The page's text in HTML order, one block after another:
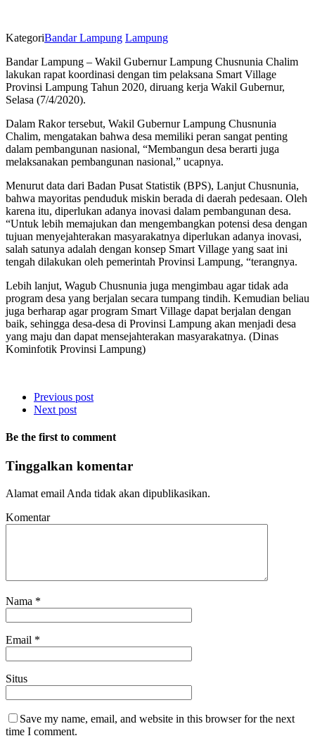
KategoriBandar Lampung Lampung
Bandar Lampung – Wakil Gubernur Lampung Chusnunia Chalim
lakukan rapat koordinasi dengan tim pelaksana Smart Village
Provinsi Lampung Tahun 2020, diruang kerja Wakil Gubernur,
Selasa (7/4/2020).
Dalam Rakor tersebut, Wakil Gubernur Lampung Chusnunia
Chalim, mengatakan bahwa desa memiliki peran sangat penting
dalam pembangunan nasional, “Membangun desa berarti juga
melaksanakan pembangunan nasional,” ucapnya.
Menurut data dari Badan Pusat Statistik (BPS), Lanjut Chusnunia,
bahwa mayoritas penduduk miskin berada di daerah pedesaan. Oleh
karena itu, diperlukan adanya inovasi dalam pembangunan desa.
“Untuk lebih memajukan dan mengembangkan potensi desa dengan
tujuan menyejahterakan masyarakatnya diperlukan adanya inovasi,
salah satunya adalah dengan konsep Smart Village yang saat ini
tengah dilakukan oleh pemerintah Provinsi Lampung, “terangnya.
Lebih lanjut, Wagub Chusnunia juga mengimbau agar tidak ada
program desa yang berjalan secara tumpang tindih. Kemudian beliau
juga berharap agar program Smart Village dapat berjalan dengan
baik, sehingga desa-desa di Provinsi Lampung akan menjadi desa
yang maju dan dapat mensejahterakan masyarakatnya. (Dinas
Kominfotik Provinsi Lampung)
Previous post
Next post
Be the first to comment
Tinggalkan komentar
Alamat email Anda tidak akan dipublikasikan.
Komentar
Nama *
Email *
Situs
Save my name, email, and website in this browser for the next
time I comment.